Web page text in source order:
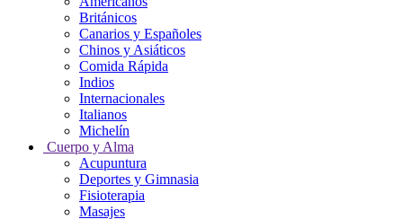
Británicos
Canarios y Españoles
Chinos y Asiáticos
Comida Rápida
Indios
Internacionales
Italianos
Michelín
Cuerpo y Alma
Acupuntura
Deportes y Gimnasia
Fisioterapia
Masajes